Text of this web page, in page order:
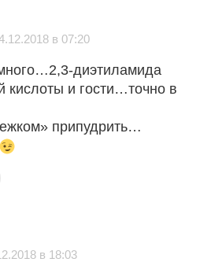
в 07:20
диэтиламида
кислоты и гости…точно в
припудрить…
в 18:03